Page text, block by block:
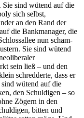
sind wütend auf die
sich selbst,
an den Rand der
die Bankmanager, die
nun scham-
Sie sind wütend
sein ließ – und den
schredderte, dass er
wütend auf die
den Schuldigen – so
Zögern in den
bitten und